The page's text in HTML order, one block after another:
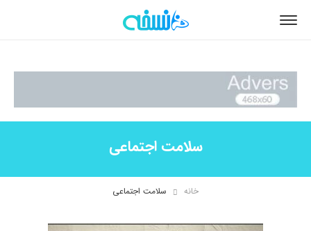
سلامت اجتماعی
خانه سلامت اجتماعی